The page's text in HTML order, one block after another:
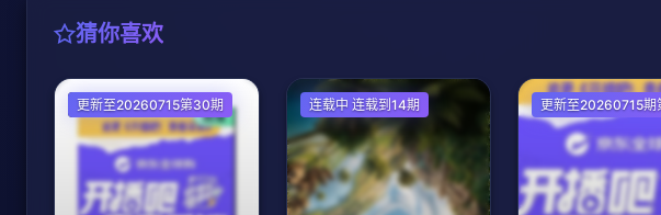
猜你喜欢
大陆综艺
更新至20260715第30期 大陆综艺
连载中 连载到14期 更新至20260715期